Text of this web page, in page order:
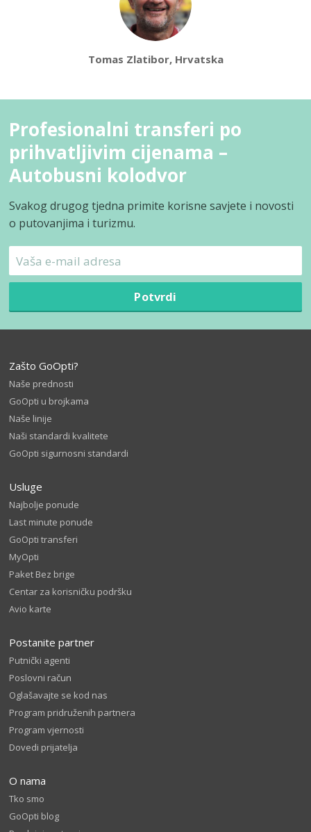
Tomas Zlatibor, Hrvatska
Profesionalni transferi po
prihvatljivim cijenama –
Autobusni kolodvor
Svakog drugog tjedna primite korisne savjete i novosti
o putovanjima i turizmu.
Potvrdi
Zašto GoOpti?
Naše prednosti
GoOpti u brojkama
Naše linije
Naši standardi kvalitete
GoOpti sigurnosni standardi
Usluge
Najbolje ponude
Last minute ponude
GoOpti transferi
MyOpti
Paket Bez brige
Centar za korisničku podršku
Avio karte
Postanite partner
Putnički agenti
Poslovni račun
Oglašavajte se kod nas
Program pridruženih partnera
Program vjernosti
Dovedi prijatelja
O nama
Tko smo
GoOpti blog